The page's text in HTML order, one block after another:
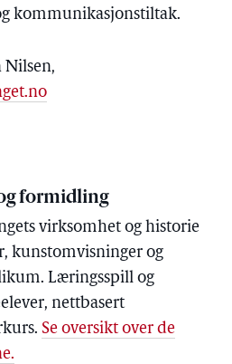
kommunikasjonstiltak.
Nilsen,
formidling
virksomhet og historie
kunstomvisninger og
Læringsspill og
nettbasert
Se oversikt over de